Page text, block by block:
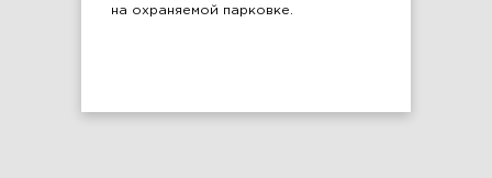
на охраняемой парковке.